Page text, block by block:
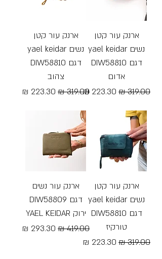
ארנק עור קטן
נשים yael keidar
דגם DIW58810
אדום
מחיר רגיל מחיר מבצע
ארנק עור קטן
נשים yael keidar
דגם DIW58810
צהוב
מחיר רגיל מחיר מבצע
ארנק עור קטן
נשים yael keidar
דגם DIW58810
טורקיז
מחיר רגיל מחיר מבצע
ארנק עור נשים
דגם DIW58809
ירוק YAEL KEIDAR
מחיר רגיל מחיר מבצע